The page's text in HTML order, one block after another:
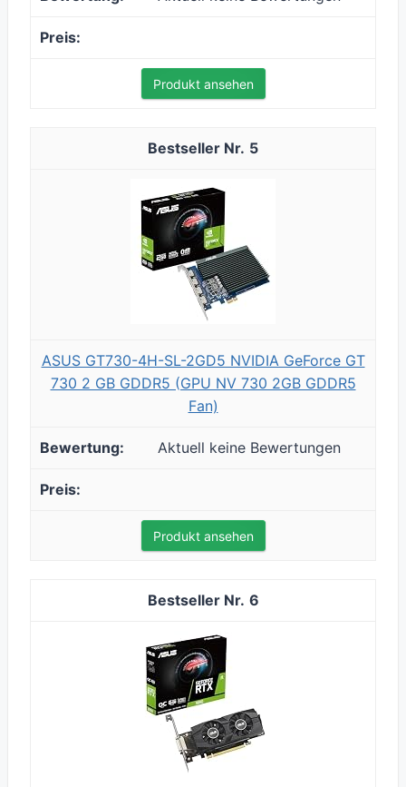
Produkt ansehen
5
ASUS GT730-4H-SL-2GD5 NVIDIA GeForce GT
730 2 GB GDDR5 (GPU NV 730 2GB GDDR5
Fan)
Aktuell keine Bewertungen
Produkt ansehen
6